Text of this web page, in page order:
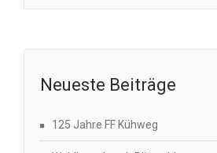
Neueste Beiträge
125 Jahre FF Kühweg